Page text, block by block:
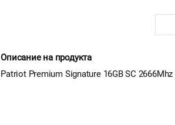
Описание на продукта
Patriot Premium Signature 16GB SC 2666Mhz